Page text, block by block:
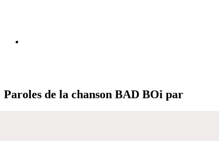
Paroles de la chanson BAD BOi par